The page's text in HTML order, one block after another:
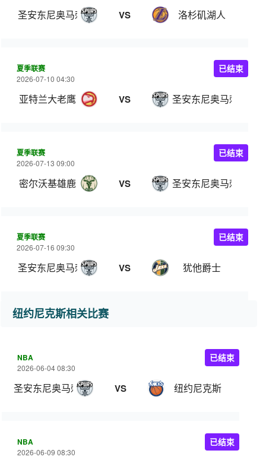
圣安东尼奥马刺 VS 洛杉矶湖人
夏季联赛
2026-07-10 04:30
亚特兰大老鹰 VS 圣安东尼奥马刺
已结束
夏季联赛
2026-07-13 09:00
密尔沃基雄鹿 VS 圣安东尼奥马刺
已结束
夏季联赛
2026-07-16 09:30
圣安东尼奥马刺 VS 犹他爵士
已结束
纽约尼克斯相关比赛
NBA
2026-06-04 08:30
圣安东尼奥马刺 VS 纽约尼克斯
已结束
NBA
2026-06-09 08:30
已结束